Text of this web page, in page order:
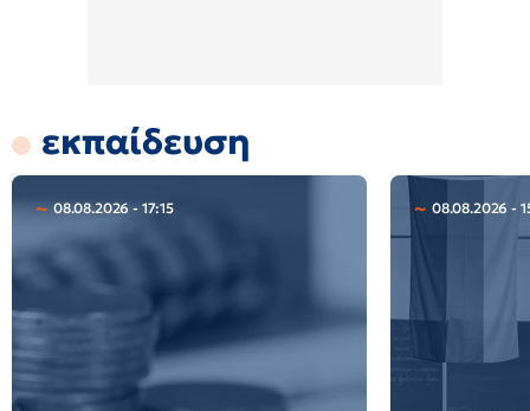
εκπαίδευση
08.08.2026 - 17:15 08.08.2026 -